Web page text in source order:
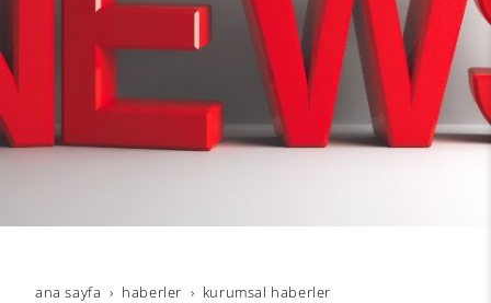
ana sayfa haberler kurumsal haberler